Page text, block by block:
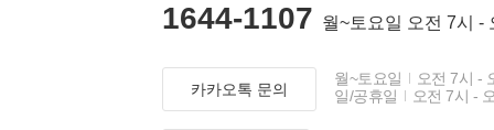
1644-1107 월~토요일 오전 7시 -
카카오톡 문의
월~토요일
오전 7시 -
일/공휴일
오전 7시 -